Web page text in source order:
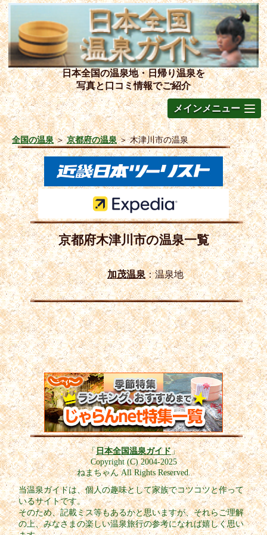
日本全国の温泉地・日帰り温泉を
写真と口コミ情報でご紹介
メインメニュー
全国の温泉＞京都府の温泉＞木津川市の温泉
京都府木津川市の温泉一覧
加茂温泉：温泉地
「日本全国温泉ガイド」
Copyright (C) 2004-2025
ねまちゃん All Rights Reserved.
当温泉ガイドは、個人の趣味として家族でコツコツと作って
いるサイトです。
そのため、記載ミス等もあるかと思いますが、それらご理解
の上、みなさまの楽しい温泉旅行の参考になれば嬉しく思い